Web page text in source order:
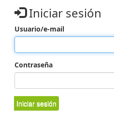
Iniciar sesión
Usuario/e-mail
Contraseña
Iniciar sesión